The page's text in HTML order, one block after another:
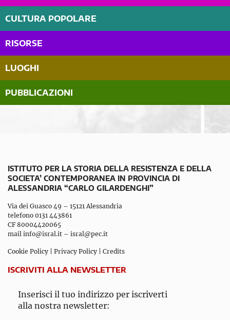
CULTURA POPOLARE
RISORSE
LUOGHI
PUBBLICAZIONI
ISTITUTO PER LA STORIA DELLA RESISTENZA E DELLA
SOCIETA’ CONTEMPORANEA IN PROVINCIA DI
ALESSANDRIA “CARLO GILARDENGHI”
Via dei Guasco 49 – 15121 Alessandria
telefono 0131 443861
CF 80004420065
mail info@isral.it – isral@pec.it
Cookie Policy Privacy Policy Credits
ISCRIVITI ALLA NEWSLETTER
Inserisci il tuo indirizzo per iscriverti
alla nostra newsletter: